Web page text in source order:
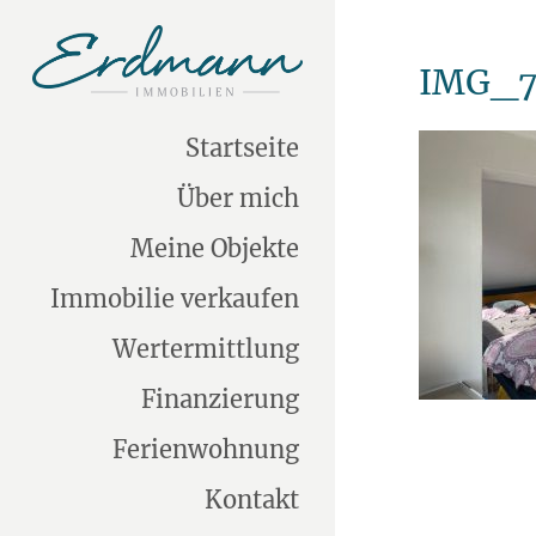
Startseite
Über mich
Meine Objekte
Immobilie verkaufen
Wertermittlung
Finanzierung
Ferienwohnung
Kontakt